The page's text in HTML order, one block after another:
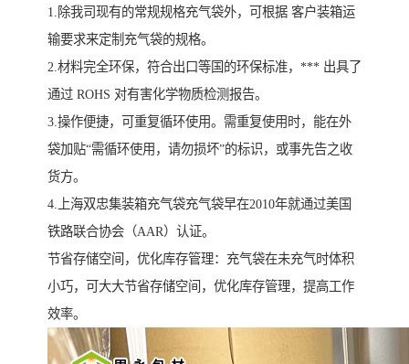
1.除我司现有的常规规格充气袋外，可根据 客户装箱运
输要求来定制充气袋的规格。
2.材料完全环保，符合出口等国的环保标准，*** 出具了
通过 ROHS 对有害化学物质检测报告。
3.操作便捷，可重复循环使用。需重复使用时，能在外
袋加贴“需循环使用，请勿损坏”的标识，或事先告之收
货方。
4.上海双忠集装箱充气袋充气袋早在2010年就通过美国
铁路联合协会（AAR）认证。
节省存储空间，优化库存管理：充气袋在未充气时体积
小巧，可大大节省存储空间，优化库存管理，提高工作
效率。